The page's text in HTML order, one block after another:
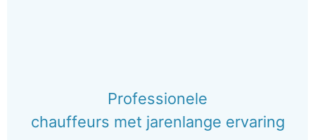
Professionele
chauffeurs met jarenlange ervaring